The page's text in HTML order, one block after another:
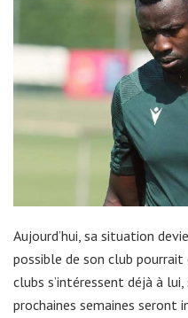
Aujourd’hui, sa situation
possible de son club pourrait
clubs s’intéressent déjà à
prochaines semaines seront